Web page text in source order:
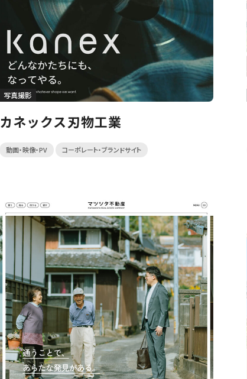
写真撮影
カネックス刃物工業
動画・映像・PV コーポレート・ブランドサイト